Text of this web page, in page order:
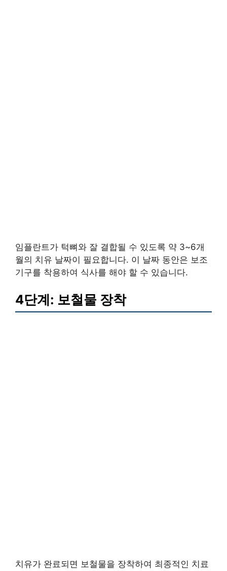
임플란트가 턱뼈와 잘 결합될 수 있도록 약 3~6개
월의 치유 날짜이 필요합니다. 이 날짜 동안은 보조
기구를 착용하여 식사를 해야 할 수 있습니다.
4단계: 보철물 장착
치유가 완료되면 보철물을 장착하여 최종적인 치료